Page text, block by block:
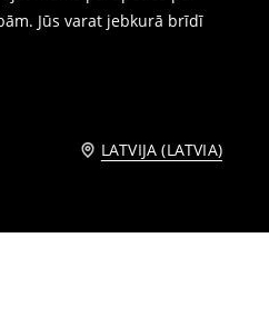
Jūs varat jebkurā brīdī
LATVIJA (LATVIA)